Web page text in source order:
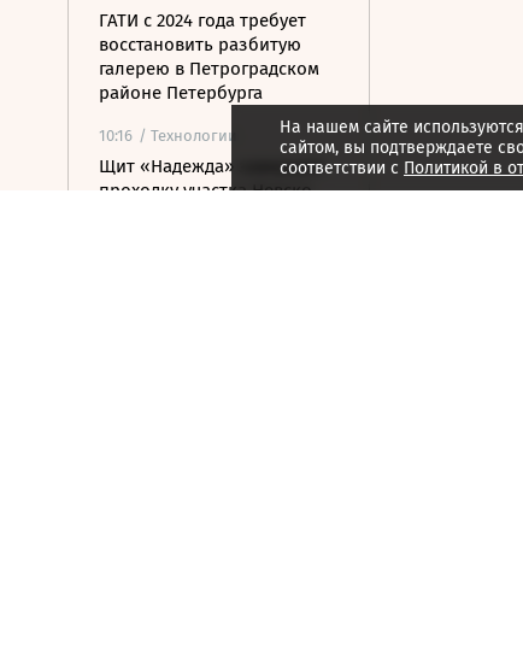
ГАТИ с 2024 года требует
восстановить разбитую
галерею в Петроградском
районе Петербурга
10:16 / Технологии
Щит «Надежда» завершил
проходку участка Невско-
На нашем сайте
сайтом, вы подтверждаете
соответствии с Политикой в